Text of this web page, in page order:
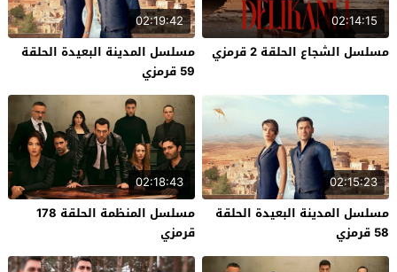
02:14:15
مسلسل الشجاع الحلقة 2 قرمزي
02:19:42
مسلسل المدينة البعيدة الحلقة
59 قرمزي
02:15:23
مسلسل المدينة البعيدة الحلقة
58 قرمزي
02:18:43
مسلسل المنظمة الحلقة 178
قرمزي